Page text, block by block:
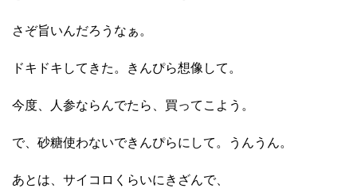
さぞ旨いんだろうなぁ。
ドキドキしてきた。きんぴら想像して。
今度、人参ならんでたら、買ってこよう。
で、砂糖使わないできんぴらにして。うんうん。
あとは、サイコロくらいにきざんで、